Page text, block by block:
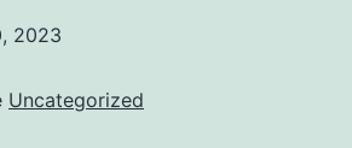
2023
Uncategorized